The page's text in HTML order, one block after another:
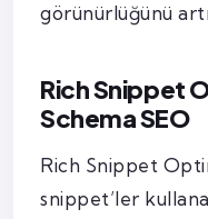
görünürlüğünü
Rich Snippet
Schema SEO
Rich Snippet
snippet’ler